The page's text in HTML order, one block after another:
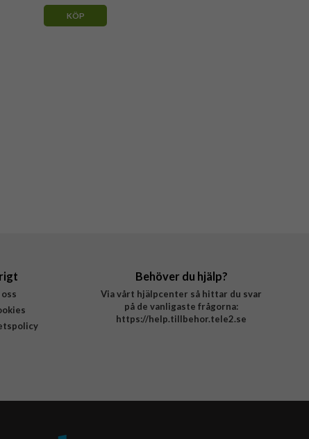
KÖP
Behöver du hjälp?
Via vårt hjälpcenter så hittar du svar
på de vanligaste frågorna:
https://help.tillbehor.tele2.se